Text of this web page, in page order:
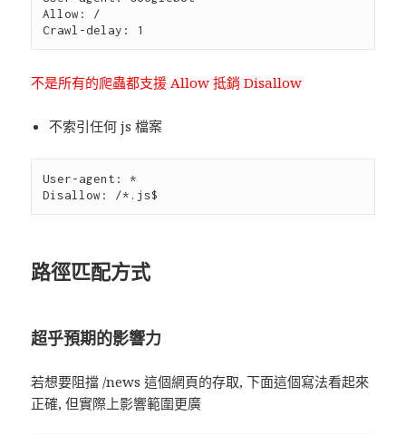
Allow: /
不是所有的爬蟲都支援 Allow 抵銷 Disallow
不索引任何 js 檔案
User-agent: *
路徑匹配方式
超乎預期的影響力
若想要阻擋 /news 這個網頁的存取, 下面這個寫法看起來
正確, 但實際上影響範圍更廣